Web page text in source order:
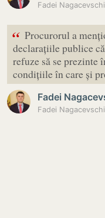
“ Procurorul a
declarațiile publice
refuze să se prezinte
condițiile în care și
Fadei